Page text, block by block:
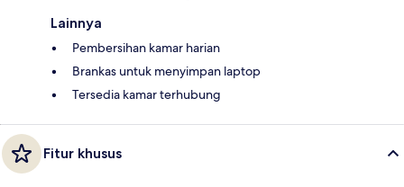
Lainnya
Pembersihan kamar harian
Brankas untuk menyimpan laptop
Tersedia kamar terhubung
Fitur khusus